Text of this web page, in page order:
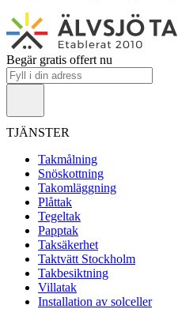
Begär gratis offert nu
TJÄNSTER
Takmålning
Snöskottning
Takomläggning
Plåttak
Tegeltak
Papptak
Taksäkerhet
Taktvätt Stockholm
Takbesiktning
Villatak
Installation av solceller